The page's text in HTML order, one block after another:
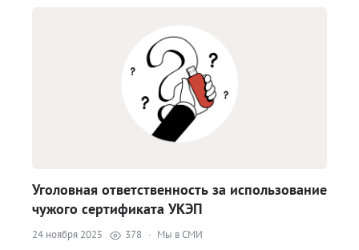
Уголовная ответственность за использование
чужого сертификата УКЭП
24 ноября 2025 378 · Мы в СМИ